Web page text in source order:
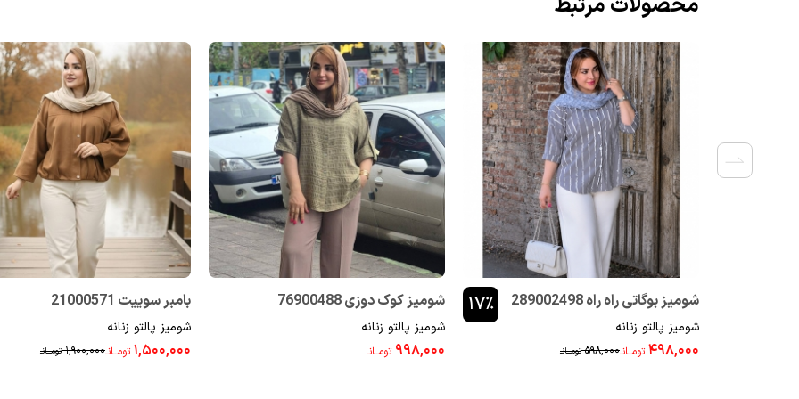
شومیز بوگاتی راه راه 289002498
شومیز پالتو زنانه
۵۹۸,۰۰۰ تومــانـ ۴۹۸,۰۰۰ تومــانـ
۱۷٪ شومیز کوک دوزی 76900488
شومیز پالتو زنانه
۹۹۸,۰۰۰ تومــانـ
بامبر سوییت 21000571
شومیز پالتو زنانه
۱,۹۰۰,۰۰۰ تومــانـ ۱,۵۰۰,۰۰۰ تومــانـ